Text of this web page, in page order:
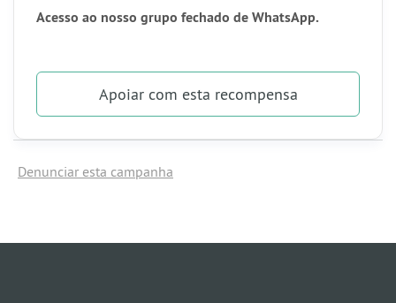
Acesso ao nosso grupo fechado de WhatsApp.
Apoiarcom esta recompensa
Denunciar esta campanha